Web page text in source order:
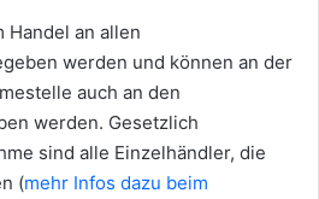
Handel an allen
werden und können an der
auch an den
werden. Gesetzlich
sind alle Einzelhändler, die
(mehr Infos dazu beim